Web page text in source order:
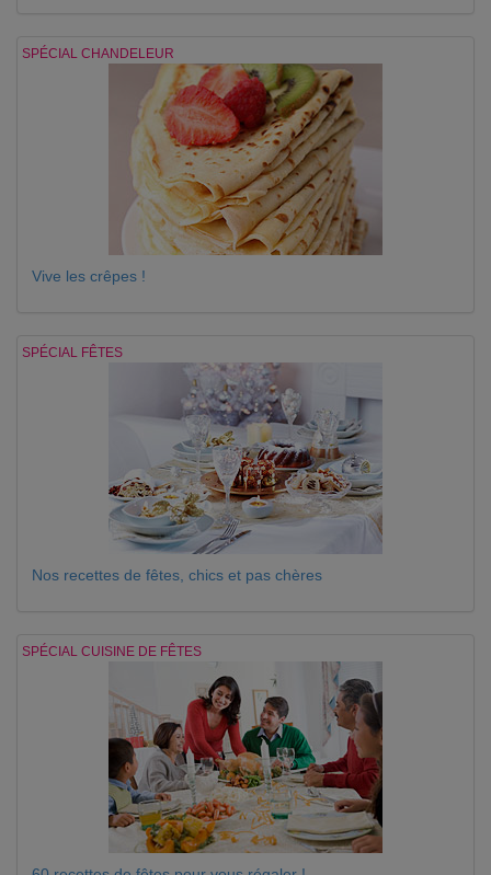
SPÉCIAL CHANDELEUR
Vive les crêpes !
SPÉCIAL FÊTES
Nos recettes de fêtes, chics et pas chères
SPÉCIAL CUISINE DE FÊTES